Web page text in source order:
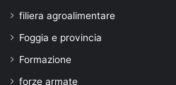
filiera agroalimentare
Foggia e provincia
Formazione
forze armate